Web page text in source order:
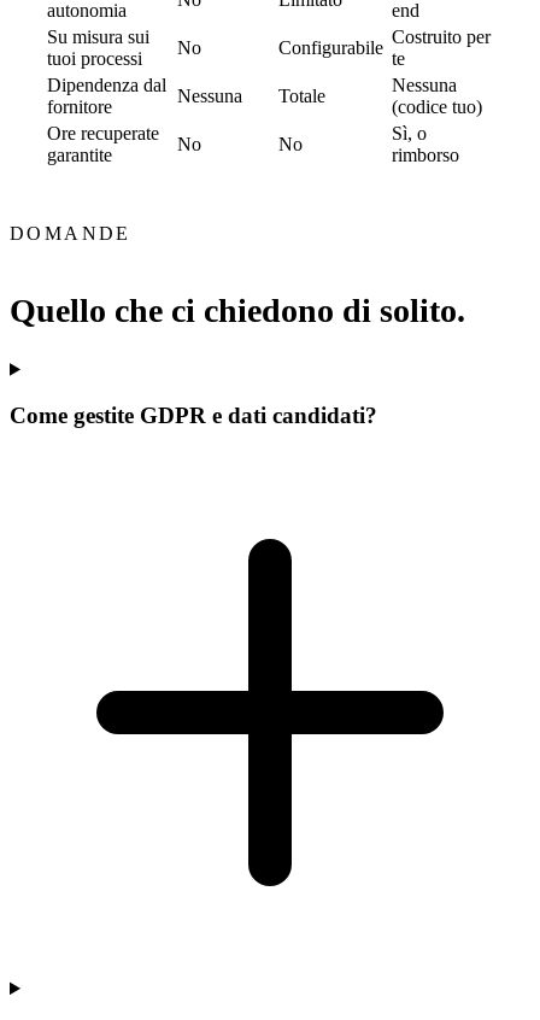
autonomia
end
Su misura sui
tuoi processi
No Configurabile
Costruito per
te
Dipendenza dal
fornitore
Nessuna Totale
Nessuna
(codice tuo)
Ore recuperate
garantite
No No
Sì, o
rimborso
DOMANDE
Quello che ci chiedono di solito.
Come gestite GDPR e dati candidati?